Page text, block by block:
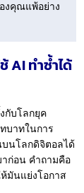
งคุณแพ้อย่าง
AI ทำซ้ำได้
กับโลกยุค
บาทในการ
บนโลกดิจิตอลได้
าก่อน คำถามคือ
มันแย่งโอกาส